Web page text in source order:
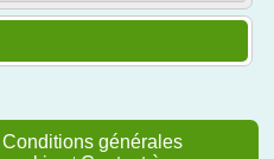
Conditions générales